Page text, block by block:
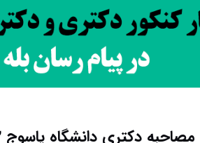
مصاحبه دکتری دانشگاه یاسوج ۱۴۰۲